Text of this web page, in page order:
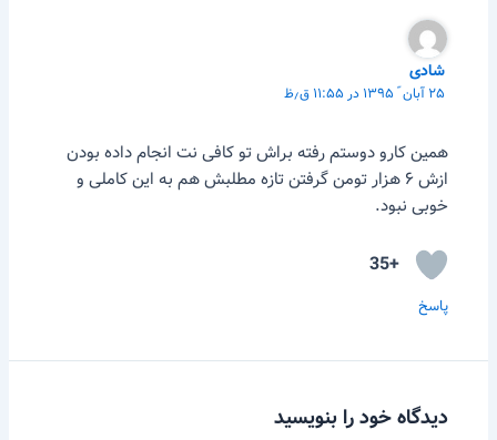
شادی
۲۵ آبان ّ ۱۳۹۵ در ۱۱:۵۵ ق٫ظ
همین کارو دوستم رفته براش تو کافی نت انجام داده بودن
ازش ۶ هزار تومن گرفتن تازه مطلبش هم به این کاملی و
خوبی نبود.
+35
پاسخ
دیدگاه‌ خود را بنویسید